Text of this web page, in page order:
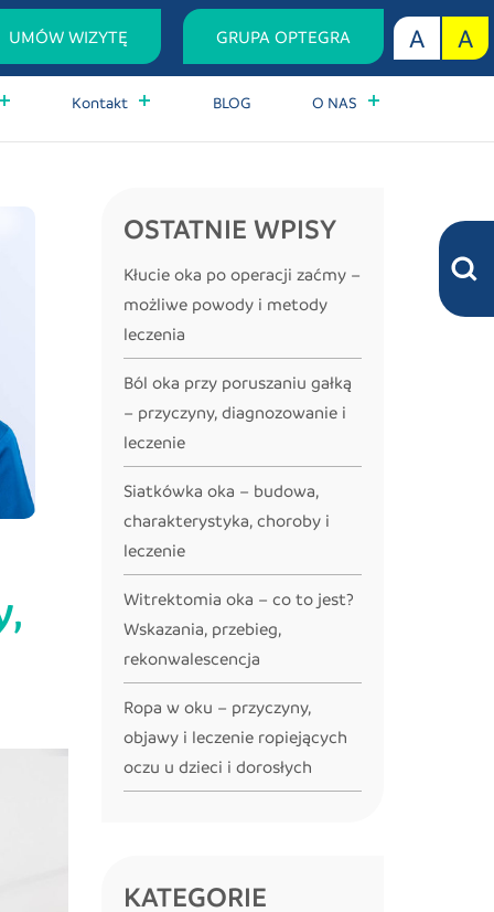
UMÓW WIZYTĘ GRUPA OPTEGRA A A
Kontakt BLOG O NAS
OSTATNIE WPISY
Kłucie oka po operacji zaćmy –
możliwe powody i metody
leczenia
Ból oka przy poruszaniu gałką
– przyczyny, diagnozowanie i
leczenie
Siatkówka oka – budowa,
charakterystyka, choroby i
leczenie
Witrektomia oka – co to jest?
Wskazania, przebieg,
rekonwalescencja
Ropa w oku – przyczyny,
objawy i leczenie ropiejących
oczu u dzieci i dorosłych
KATEGORIE